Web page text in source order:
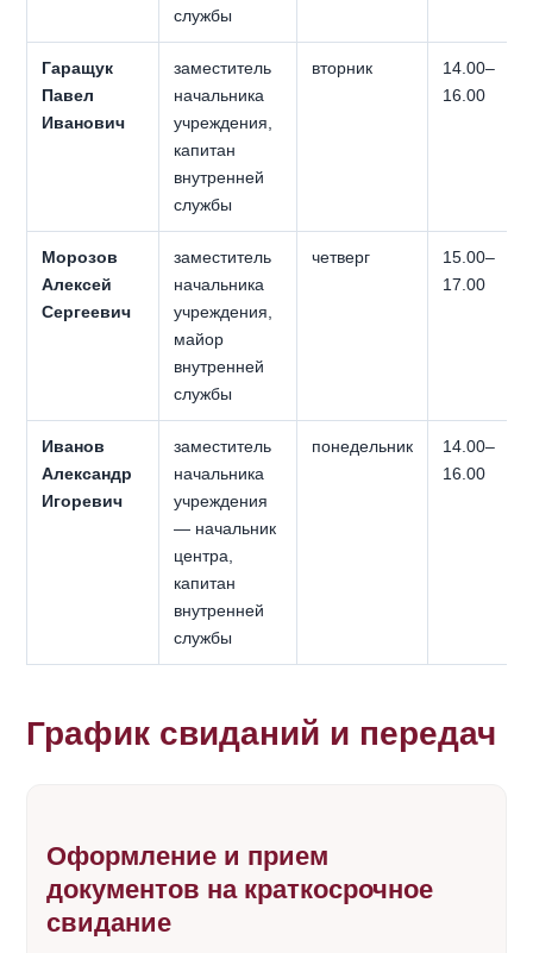
службы
Гаращук
Павел
Иванович
заместитель
начальника
учреждения,
капитан
внутренней
службы
вторник
14.00–
16.00
Морозов
Алексей
Сергеевич
заместитель
начальника
учреждения,
майор
внутренней
службы
четверг
15.00–
17.00
Иванов
Александр
Игоревич
заместитель
начальника
учреждения
— начальник
центра,
капитан
внутренней
службы
понедельник
14.00–
16.00
График свиданий и передач
Оформление и прием
документов на краткосрочное
свидание